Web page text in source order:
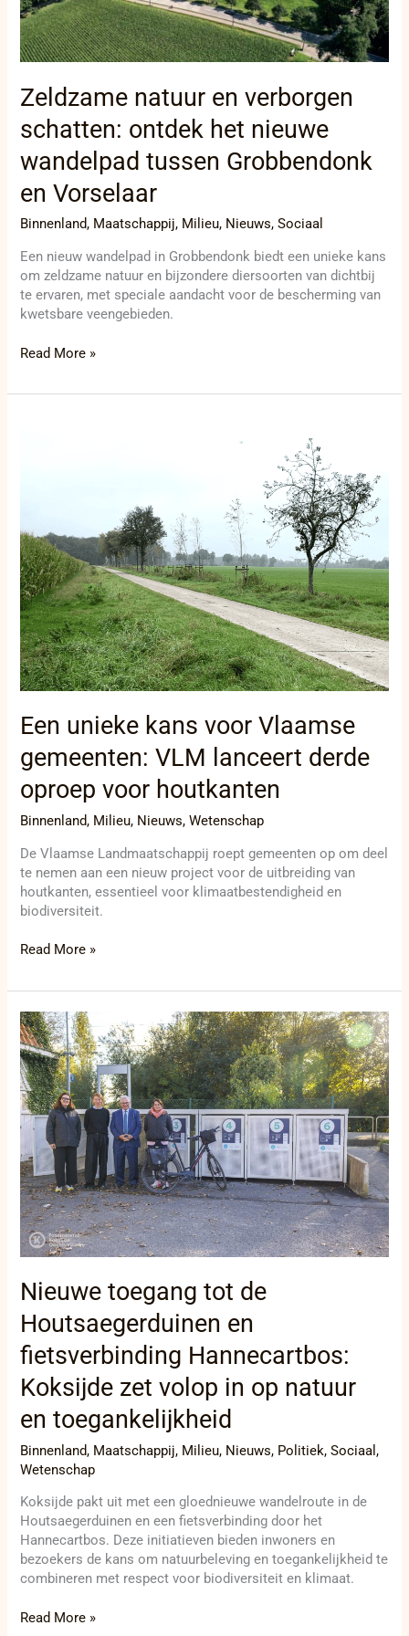
Zeldzame natuur en verborgen
schatten: ontdek het nieuwe
wandelpad tussen Grobbendonk
en Vorselaar
Binnenland, Maatschappij, Milieu, Nieuws,Sociaal
Een nieuw wandelpad in Grobbendonk biedt een unieke kans
om zeldzame natuur en bijzondere diersoorten van dichtbij
te ervaren, met speciale aandacht voor de bescherming van
kwetsbare veengebieden.
wandelpad
tussen
Grobbendonk
en
Vorselaar
Read More »
Een unieke kans voor Vlaamse
gemeenten: VLM lanceert derde
oproep voor houtkanten
Binnenland, Milieu, Nieuws,Wetenschap
De Vlaamse Landmaatschappij roept gemeenten op om deel
te nemen aan een nieuw project voor de uitbreiding van
houtkanten, essentieel voor klimaatbestendigheid en
biodiversiteit.
VLM
lanceert
derde
oproep
voor
houtkanten
Read More »
Nieuwe toegang tot de
Houtsaegerduinen en
fietsverbinding Hannecartbos:
Koksijde zet volop in op natuur
en toegankelijkheid
Binnenland, Maatschappij, Milieu, Nieuws, Politiek,Sociaal,
Wetenschap
Koksijde pakt uit met een gloednieuwe wandelroute in de
Houtsaegerduinen en een fietsverbinding door het
Hannecartbos. Deze initiatieven bieden inwoners en
bezoekers de kans om natuurbeleving en toegankelijkheid te
combineren met respect voor biodiversiteit en klimaat.
Nieuwe
toegang
tot
de
Houtsaegerduinen
en
fietsverbinding
Hannecartbos:
Koksijde
zet
volop
in
op
en
Read More »